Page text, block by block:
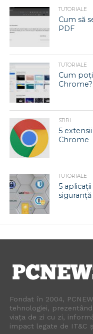
TUTORIALE
Cum să
PDF
TUTORIALE
Cum
Chrome?
STIRI
5
Chrome
TUTORIALE
5
siguranță
Fondat în 2004,
tehnologiei,
viața de zi cu zi,
impact legate de IT&C